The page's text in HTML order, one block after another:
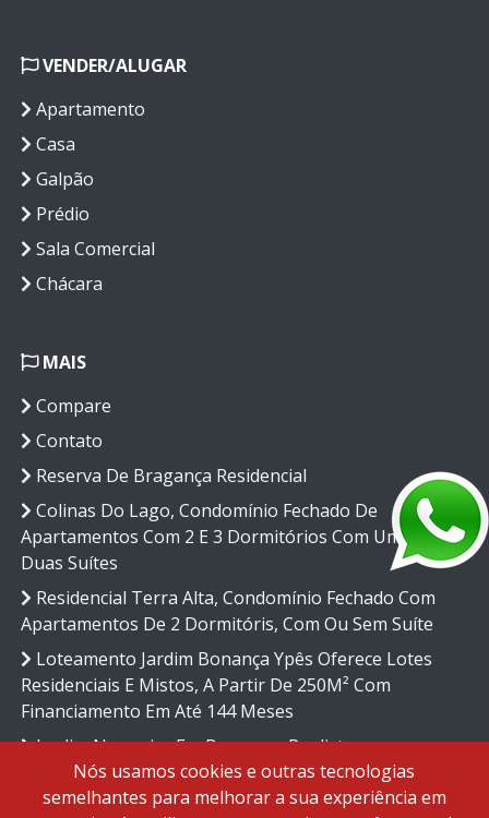
VENDER/ALUGAR
Apartamento
Casa
Galpão
Prédio
Sala Comercial
Chácara
MAIS
Compare
Contato
Reserva De Bragança Residencial
Colinas Do Lago, Condomínio Fechado De
Apartamentos Com 2 E 3 Dormitórios Com Uma Ou
Duas Suítes
Residencial Terra Alta, Condomínio Fechado Com
Apartamentos De 2 Dormitóris, Com Ou Sem Suíte
Loteamento Jardim Bonança Ypês Oferece Lotes
Residenciais E Mistos, A Partir De 250M² Com
Financiamento Em Até 144 Meses
Jardim Nogueira Em Bragança Paulista,
Loteamento Com Lotes Residenciais E Mistos
Politica De Privacidade
Nós usamos cookies e outras tecnologias
semelhantes para melhorar a sua experiência em